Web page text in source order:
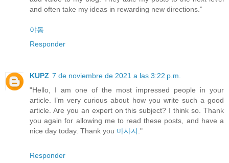
and often take my ideas in rewarding new directions.”
야동
Responder
KUPZ 7 de noviembre de 2021 a las 3:22 p.m.
"Hello, I am one of the most impressed people in your
article. I’m very curious about how you write such a good
article. Are you an expert on this subject? I think so. Thank
you again for allowing me to read these posts, and have a
nice day today. Thank you 마사지 ."
Responder